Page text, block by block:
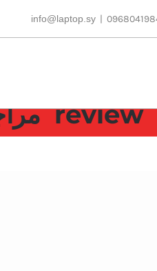
|
info@laptop.sy
review مراجعة Asus Tuf Dash F15review مراجعة